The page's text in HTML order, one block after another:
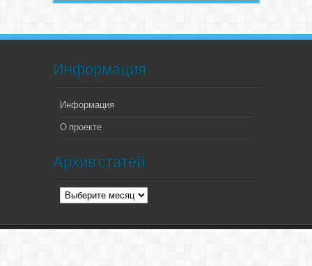
Информация
Информация
О проекте
Архив статей
Архив
статей